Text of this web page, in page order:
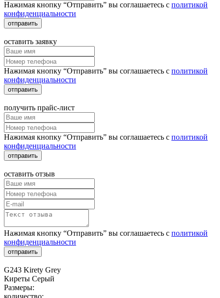
Нажимая кнопку “Отправить” вы соглашаетесь с политикой
конфиденциальности
отправить
оставить заявку
Нажимая кнопку “Отправить” вы соглашаетесь с политикой
конфиденциальности
отправить
получить прайс-лист
Нажимая кнопку “Отправить” вы соглашаетесь с политикой
конфиденциальности
отправить
оставить отзыв
Нажимая кнопку “Отправить” вы соглашаетесь с политикой
конфиденциальности
отправить
G243 Kirety Grey
Киреты Серый
Размеры:
количество: